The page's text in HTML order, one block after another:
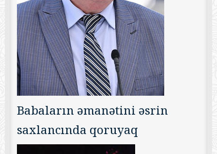
Babaların əmanətini əsrin
saxlancında qoruyaq